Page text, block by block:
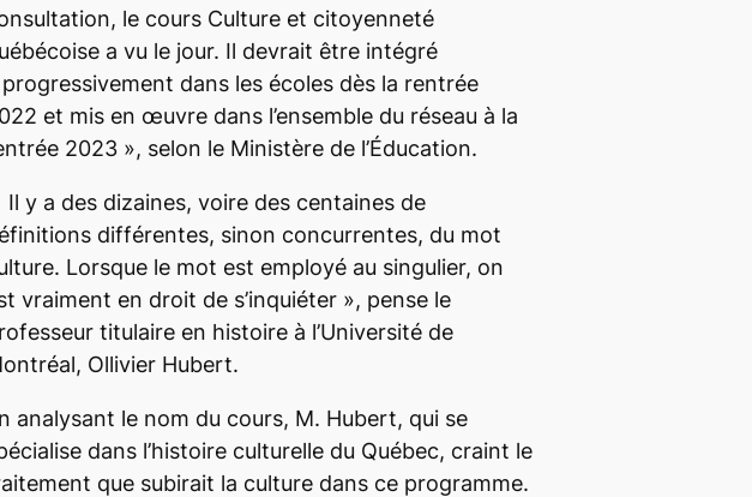
le cours Culture et citoyenneté
a vu le jour. Il devrait être intégré
progressivement dans les écoles dès la rentrée
et mis en œuvre dans l’ensemble du réseau à la
2023 », selon le Ministère de l’Éducation.
Il y a des dizaines, voire des centaines de
différentes, sinon concurrentes, du mot
Lorsque le mot est employé au singulier, on
vraiment en droit de s’inquiéter », pense le
titulaire en histoire à l’Université de
Ollivier Hubert.
analysant le nom du cours, M. Hubert, qui se
dans l’histoire culturelle du Québec, craint le
que subirait la culture dans ce programme.